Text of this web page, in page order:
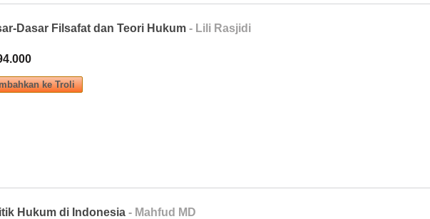
Dasar Filsafat dan Teori Hukum - Lili Rasjidi
Hukum di Indonesia - Mahfud MD